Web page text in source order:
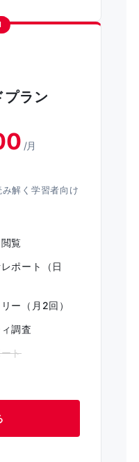
プラン
/月
解く学習者向け
覧
ポート（日
ー（月2回）
調査
ト